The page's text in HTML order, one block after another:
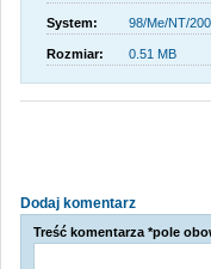
System: 98/Me/NT/
Rozmiar: 0.51 MB
Dodaj komentarz
Treść komentarza *pole